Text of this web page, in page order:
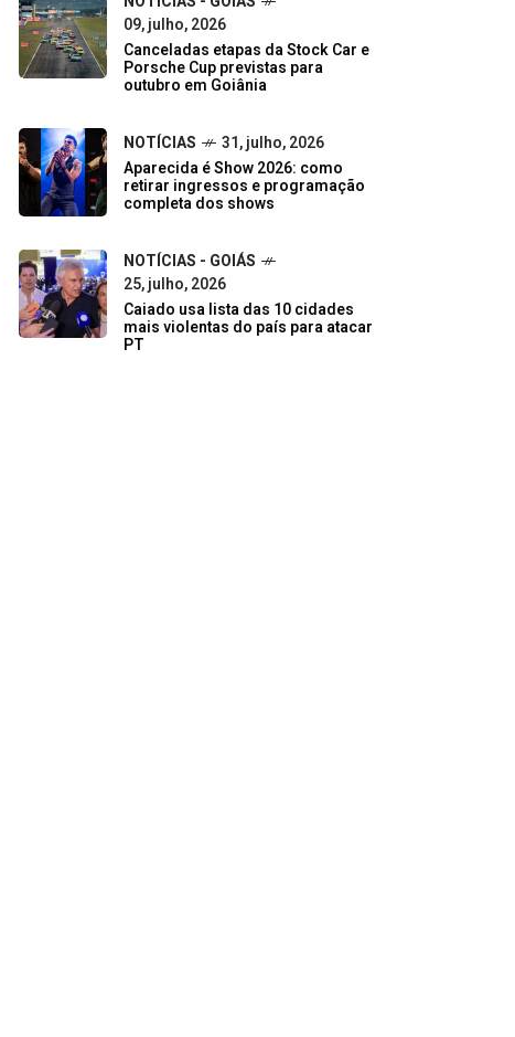
09, julho, 2026
Canceladas etapas da Stock Car e
Porsche Cup previstas para
outubro em Goiânia
NOTÍCIAS
31, julho, 2026
Aparecida é Show 2026: como
retirar ingressos e programação
completa dos shows
NOTÍCIAS - GOIÁS
25, julho, 2026
Caiado usa lista das 10 cidades
mais violentas do país para atacar
PT